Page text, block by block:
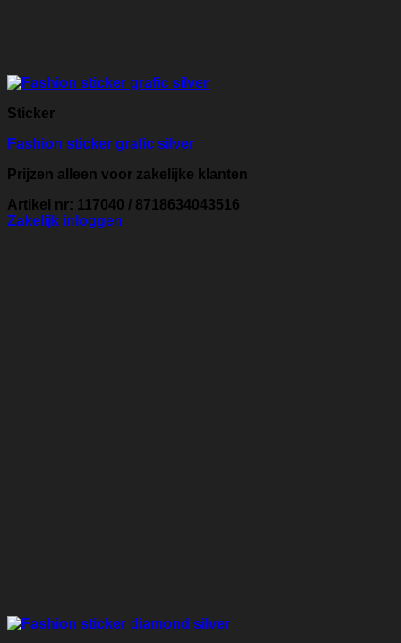
Sticker
Fashion sticker grafic silver
Prijzen alleen voor zakelijke klanten
Artikel nr: 117040 / 8718634043516
Zakelijk inloggen